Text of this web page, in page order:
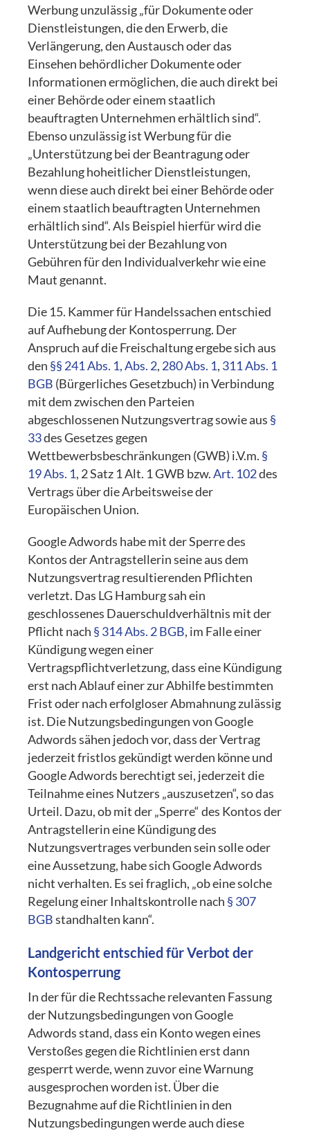
Werbung unzulässig „für Dokumente oder
Dienstleistungen, die den Erwerb, die
Verlängerung, den Austausch oder das
Einsehen behördlicher Dokumente oder
Informationen ermöglichen, die auch direkt bei
einer Behörde oder einem staatlich
beauftragten Unternehmen erhältlich sind“.
Ebenso unzulässig ist Werbung für die
„Unterstützung bei der Beantragung oder
Bezahlung hoheitlicher Dienstleistungen,
wenn diese auch direkt bei einer Behörde oder
einem staatlich beauftragten Unternehmen
erhältlich sind“. Als Beispiel hierfür wird die
Unterstützung bei der Bezahlung von
Gebühren für den Individualverkehr wie eine
Maut genannt.
Die 15. Kammer für Handelssachen entschied
auf Aufhebung der Kontosperrung. Der
Anspruch auf die Freischaltung ergebe sich aus
den §§ 241 Abs. 1, Abs. 2, 280 Abs. 1, 311 Abs. 1
BGB (Bürgerliches Gesetzbuch) in Verbindung
mit dem zwischen den Parteien
abgeschlossenen Nutzungsvertrag sowie aus §
33des Gesetzes gegen
Wettbewerbsbeschränkungen (GWB) i.V.m. §
19 Abs. 1, 2 Satz 1 Alt. 1 GWB bzw.Art. 102des
Vertrags über die Arbeitsweise der
Europäischen Union.
Google Adwords habe mit der Sperre des
Kontos der Antragstellerin seine aus dem
Nutzungsvertrag resultierenden Pflichten
verletzt. Das LG Hamburg sah ein
geschlossenes Dauerschuldverhältnis mit der
Pflicht nach § 314 Abs. 2 BGB, im Falle einer
Kündigung wegen einer
Vertragspflichtverletzung, dass eine Kündigung
erst nach Ablauf einer zur Abhilfe bestimmten
Frist oder nach erfolgloser Abmahnung zulässig
ist. Die Nutzungsbedingungen von Google
Adwords sähen jedoch vor, dass der Vertrag
jederzeit fristlos gekündigt werden könne und
Google Adwords berechtigt sei, jederzeit die
Teilnahme eines Nutzers „auszusetzen“, so das
Urteil. Dazu, ob mit der „Sperre“ des Kontos der
Antragstellerin eine Kündigung des
Nutzungsvertrages verbunden sein solle oder
eine Aussetzung, habe sich Google Adwords
nicht verhalten. Es sei fraglich, „ob eine solche
Regelung einer Inhaltskontrolle nach § 307
BGBstandhalten kann“.
Landgericht entschied für Verbot der
Kontosperrung
In der für die Rechtssache relevanten Fassung
der Nutzungsbedingungen von Google
Adwords stand, dass ein Konto wegen eines
Verstoßes gegen die Richtlinien erst dann
gesperrt werde, wenn zuvor eine Warnung
ausgesprochen worden ist. Über die
Bezugnahme auf die Richtlinien in den
Nutzungsbedingungen werde auch diese